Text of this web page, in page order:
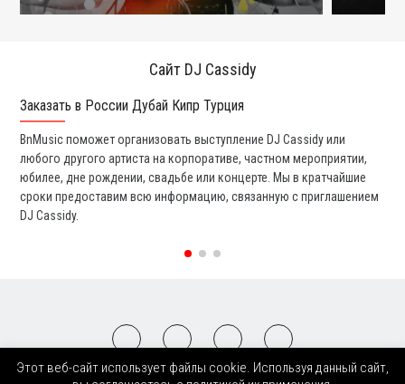
Сайт DJ Cassidy
Заказать в России Дубай Кипр Турция
BnMusic поможет организовать выступление DJ Cassidy или
любого другого артиста на корпоративе, частном мероприятии,
юбилее, дне рождении, свадьбе или концерте. Мы в кратчайшие
сроки предоставим всю информацию, связанную с приглашением
DJ Cassidy.
Этот веб-сайт использует файлы cookie. Используя данный сайт,